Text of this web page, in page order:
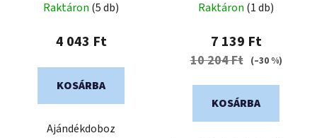
Raktáron (5 db)
4 043 Ft
KOSÁRBA
Ajándékdoboz
Raktáron (1 db)
7 139 Ft
10 204 Ft (–30 %)
KOSÁRBA